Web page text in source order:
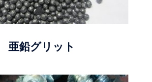
亜鉛グリット